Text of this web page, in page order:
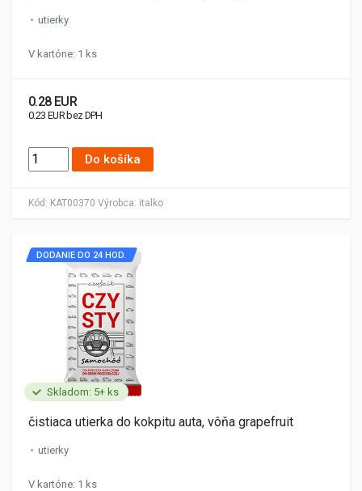
Kód: KAT00370 Výrobca: italko
utierky
V kartóne: 1 ks
0.28 EUR
0.23 EUR bez DPH
Do košíka
Skladom: 5+ ks
DODANIE DO 24 HOD.
čistiaca utierka do kokpitu auta, vôňa grapefruit
utierky
V kartóne: 1 ks